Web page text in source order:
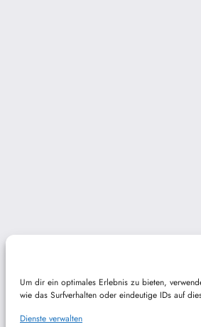
Um dir ein optimales Erlebnis zu bieten,
wie das Surfverhalten oder eindeutige IDs auf
Dienste verwalten